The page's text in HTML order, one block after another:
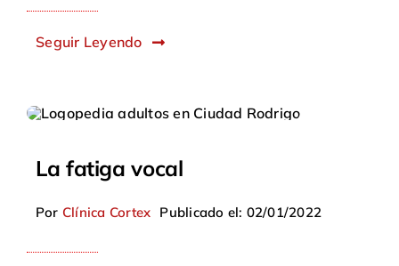
Seguir Leyendo
La fatiga vocal
Por Clínica Cortex Publicado el: 02/01/2022